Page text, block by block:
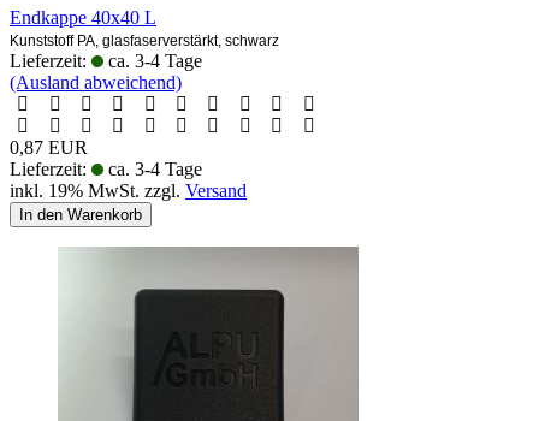
Endkappe 40x40 L
Kunststoff PA, glasfaserverstärkt, schwarz
Lieferzeit:
ca. 3-4 Tage
(Ausland abweichend)
0,87 EUR
Lieferzeit:
ca. 3-4 Tage
inkl. 19% MwSt. zzgl. Versand
In den Warenkorb